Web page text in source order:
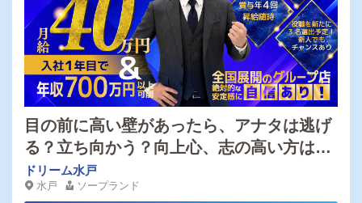
目の前に高い壁があったら、アナタは逃げ
る？立ち向かう？向上心、志の高い方はス
ピード昇給・昇格可能！個性活かしたスタ
ッフが活躍中！【平均年収873万円】稼ぎ
ドリーム水戸
水戸 ソープランド